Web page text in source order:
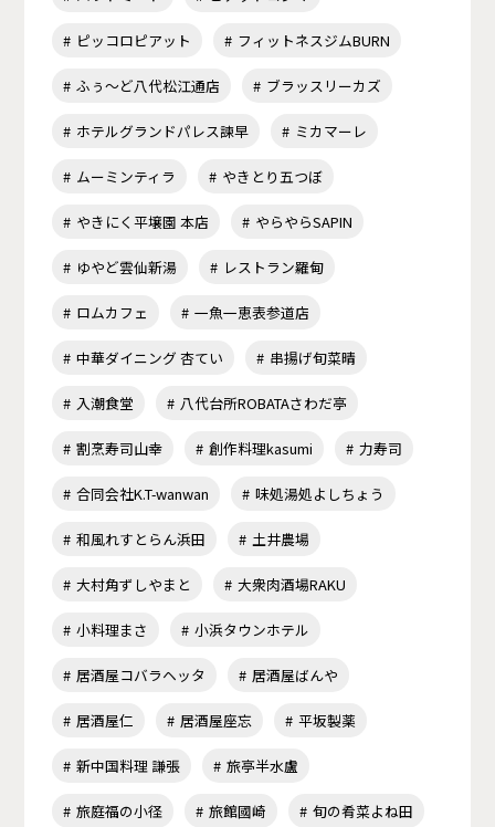
ピッコロピアット フィットネスジムBURN
ふぅ～ど八代松江通店 ブラッスリーカズ
ホテルグランドパレス諫早 ミカマーレ
ムーミンティラ やきとり五つぼ
やきにく平壌園 本店 やらやらSAPIN
ゆやど雲仙新湯 レストラン羅甸
ロムカフェ 一魚一恵表参道店
中華ダイニング 杏てい 串揚げ旬菜晴
入潮食堂 八代台所ROBATAさわだ亭
割烹寿司山幸 創作料理kasumi 力寿司
合同会社K.T-wanwan 味処湯処よしちょう
和風れすとらん浜田 土井農場
大村角ずしやまと 大衆肉酒場RAKU
小料理まさ 小浜タウンホテル
居酒屋コバラヘッタ 居酒屋ばんや
居酒屋仁 居酒屋座忘 平坂製薬
新中国料理 謙張 旅亭半水盧
旅庭福の小径 旅館國崎 旬の肴菜よね田